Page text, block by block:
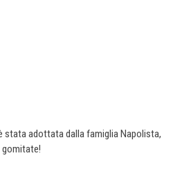
stata adottata dalla famiglia Napolista,
gomitate!